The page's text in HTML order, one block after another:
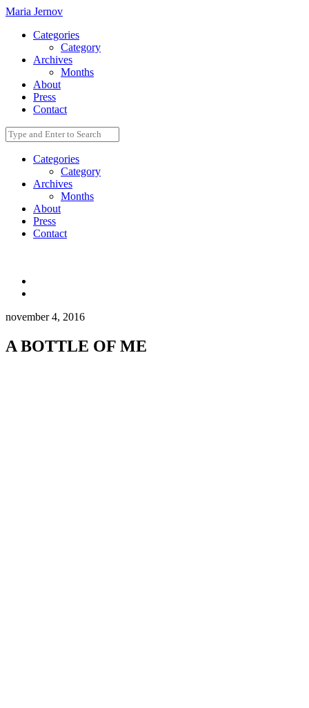
Maria Jernov
Categories
Category
Archives
Months
About
Press
Contact
Categories
Category
Archives
Months
About
Press
Contact
november 4, 2016
A BOTTLE OF ME